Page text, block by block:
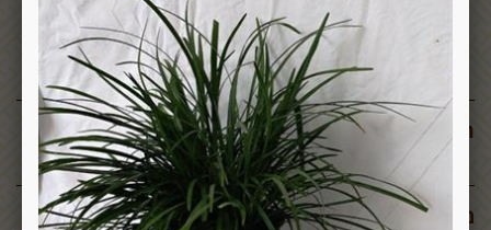
תגובות:
מוצרים דומים: